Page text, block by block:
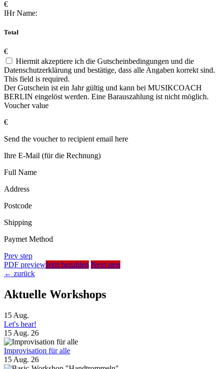
€
IHr Name:
Total
€
Hiermit akzeptiere ich die Gutscheinbedingungen und die
Datenschutzerklärung und bestätige, dass alle Angaben korrekt sind.
This field is required.
Der Gutschein ist ein Jahr gültig und kann bei MUSIKCOACH
BERLIN eingelöst werden. Eine Barauszahlung ist nicht möglich.
Voucher value
€
Send the voucher to recipient email here
Ihre E-Mail (für die Rechnung)
Full Name
Address
Postcode
Shipping
Paymet Method
Prev step
PDF previewJetzt bezahlen Next step
← zurück
Aktuelle Workshops
15 Aug.
Let's hear!
15 Aug. 26
Improvisation für alle
15 Aug. 26